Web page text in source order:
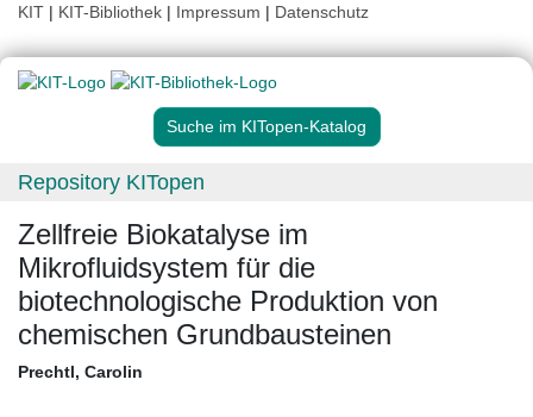
KIT | KIT-Bibliothek | Impressum | Datenschutz
Suche im KITopen-Katalog
Repository KITopen
Zellfreie Biokatalyse im
Mikrofluidsystem für die
biotechnologische Produktion von
chemischen Grundbausteinen
Prechtl, Carolin